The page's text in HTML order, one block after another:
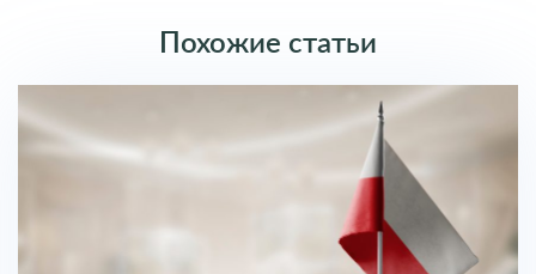
Оставить комментарий
Введите Почту
Похожие статьи